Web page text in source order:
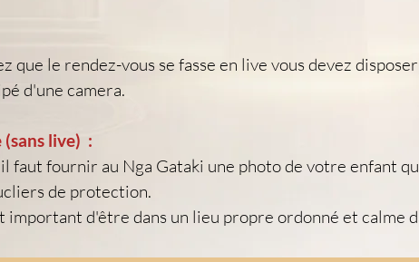
que le rendez-vous se fasse en live vous devez
d'une camera.
live)  :
faut fournir au Nga Gataki une photo de votre enfant
de protection.
important d'être dans un lieu propre ordonné et calme